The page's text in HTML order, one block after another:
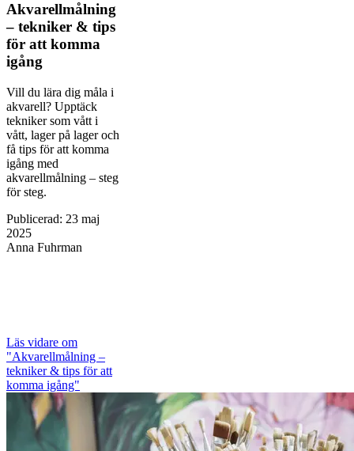
Akvarellmålning
– tekniker & tips
för att komma
igång
Vill du lära dig måla i
akvarell? Upptäck
tekniker som vått i
vått, lager på lager och
få tips för att komma
igång med
akvarellmålning – steg
för steg.
Publicerad: 23 maj
2025
Anna Fuhrman
Läs vidare om
"Akvarellmålning –
tekniker & tips för att
komma igång"